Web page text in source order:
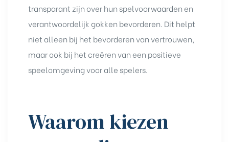
transparant zijn over hun spelvoorwaarden en
verantwoordelijk gokken bevorderen. Dit helpt
niet alleen bij het bevorderen van vertrouwen,
maar ook bij het creëren van een positieve
speelomgeving voor alle spelers.
Waarom kiezen